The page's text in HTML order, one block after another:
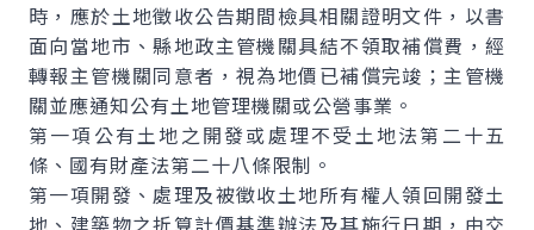
時，應於土地徵收公告期間檢具相關證明文件，以書
面向當地市、縣地政主管機關具結不領取補償費，經
轉報主管機關同意者，視為地價已補償完竣；主管機
關並應通知公有土地管理機關或公營事業。
第一項公有土地之開發或處理不受土地法第二十五
條、國有財產法第二十八條限制。
第一項開發、處理及被徵收土地所有權人領回開發土
地、建築物之折算計價基準辦法及其施行日期，由交